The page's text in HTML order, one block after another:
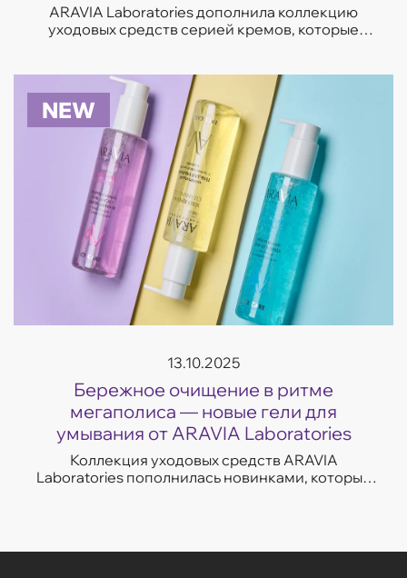
ARAVIA Laboratories дополнила коллекцию
уходовых средств серией кремов, которые
с несо...
NEW
13.10.2025
Бережное очищение в ритме
мегаполиса — новые гели для
умывания от ARAVIA Laboratories
Коллекция уходовых средств ARAVIA
Laboratories пополнилась новинками, которые